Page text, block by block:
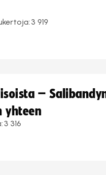
3 919
–
yhteen
3 316